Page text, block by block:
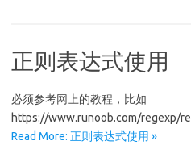
正则表达式使用
必须参考网上的教程，比如
https://www.runoob.com/regexp/
Read More: 正则表达式使用 »